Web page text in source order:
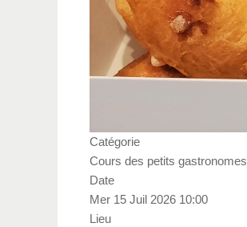
Catégorie
Cours des petits gastronomes
Date
Mer 15 Juil 2026 10:00
Lieu